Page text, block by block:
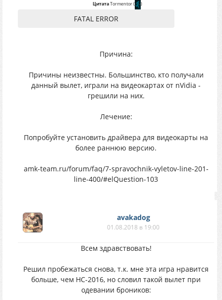
ЦитатаTormentor( )
FATAL ERROR
Причина:
Причины неизвестны. Большинство, кто получали
данный вылет, играли на видеокартах от nVidia -
грешили на них.
Лечение:
Попробуйте установить драйвера для видеокарты на
более раннюю версию.
amk-team.ru/forum/faq/7-spravochnik-vyletov-line-201-
line-400/#elQuestion-103
avakadog
01.08.2018 в 19:00
Всем здравствовать!
Решил пробежаться снова, т.к. мне эта игра нравится
больше, чем НС-2016, но словил такой вылет при
одевании броников: